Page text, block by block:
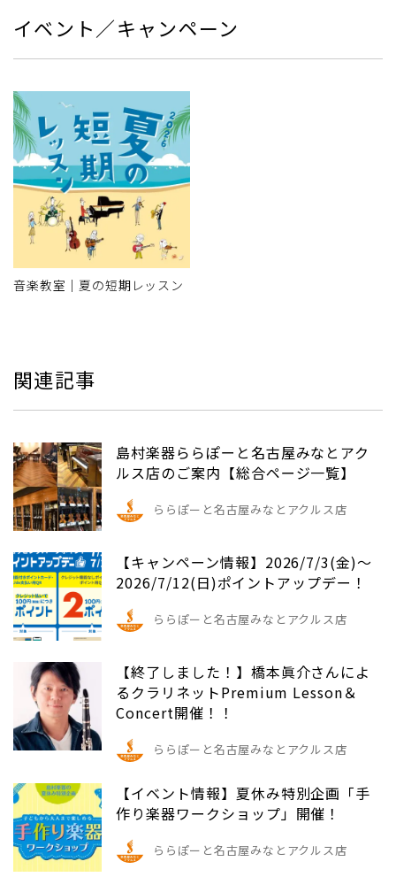
イベント／キャンペーン
音楽教室｜夏の短期レッスン
関連記事
島村楽器ららぽーと名古屋みなとアク
ルス店のご案内【総合ページ一覧】
ららぽーと名古屋みなとアクルス店
【キャンペーン情報】2026/7/3(金)～
2026/7/12(日)ポイントアップデー！
ららぽーと名古屋みなとアクルス店
【終了しました！】橋本眞介さんによ
るクラリネットPremium Lesson＆
Concert開催！！
ららぽーと名古屋みなとアクルス店
【イベント情報】夏休み特別企画「手
作り楽器ワークショップ」開催！
ららぽーと名古屋みなとアクルス店